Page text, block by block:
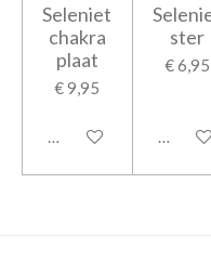
Seleniet
chakra
plaat
€ 9,95
In winkelwagen
ster
€ 6,95
In